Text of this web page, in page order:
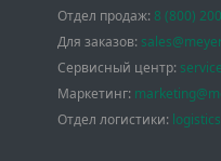
Отдел продаж: 8 (800)
Для заказов:
Сервисный центр:
Маркетинг:
Отдел логистики: